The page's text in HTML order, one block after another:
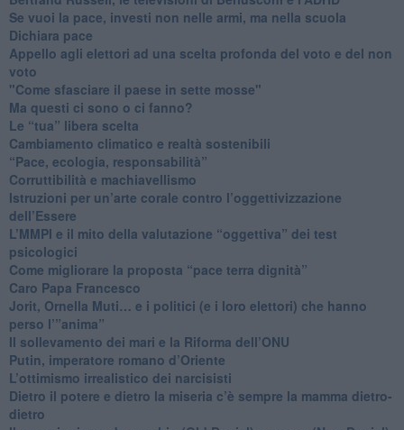
​Se vuoi la pace, investi non nelle armi, ma nella scuola
​Dichiara pace
​Appello agli elettori ad una scelta profonda del voto e del non
voto
"Come sfasciare il paese in sette mosse"
​Ma questi ci sono o ci fanno?
​Le “tua” libera scelta
Cambiamento climatico e realtà sostenibili
“Pace, ecologia, responsabilità”
​Corruttibilità e machiavellismo
Istruzioni per un’arte corale contro l’oggettivizzazione
dell’Essere
​L’MMPI e il mito della valutazione “oggettiva” dei test
psicologici
Come migliorare la proposta “pace terra dignità”
Caro Papa Francesco
​Jorit, Ornella Muti… e i politici (e i loro elettori) che hanno
perso l’”anima”
​Il sollevamento dei mari e la Riforma dell’ONU
Putin, imperatore romano d’Oriente
​L’ottimismo irrealistico dei narcisisti
​Dietro il potere e dietro la miseria c’è sempre la mamma dietro-
dietro